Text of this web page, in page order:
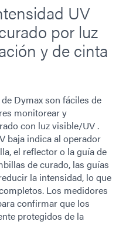
UV
por luz
y de cinta
Dymax son fáciles de
monitorear y
con luz visible/UV .
baja indica al operador
el reflector o la guía de
de curado, las guías
la intensidad, lo que
Los medidores
confirmar que los
protegidos de la